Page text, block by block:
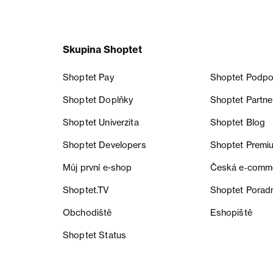
Skupina Shoptet
Shoptet Pay Shoptet
Shoptet Doplňky Shoptet
Shoptet Univerzita Shoptet Blog
Shoptet Developers Shoptet
Můj první e-shop Česká
Shoptet.TV Shoptet
Obchodiště Eshopiště
Shoptet Status